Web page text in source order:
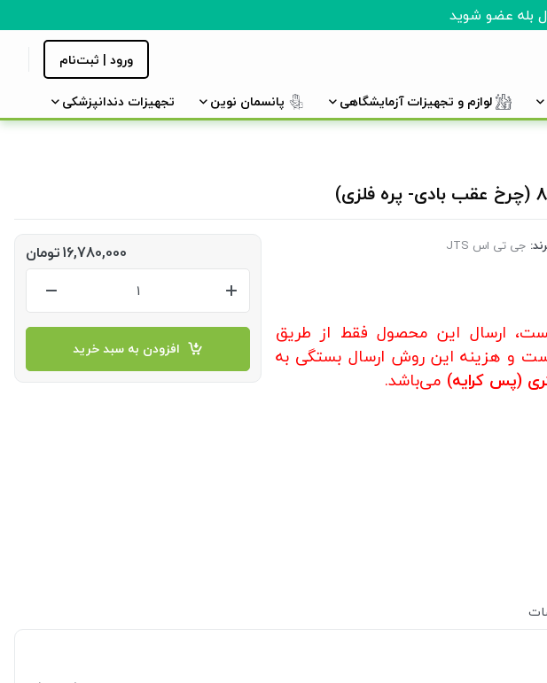
بله عضو شوید
ورود | ثبت‌نام
لوازم و تجهیزات آزمایشگاهی پانسمان نوین تجهیزات دندانپزشکی
جی تی اس JTS
ارسال این محصول فقط از طریق
و هزینه این روش ارسال بستگی به
(پس کرایه) می‌باشد.
16,780,000تومان
افزودن به سبد خرید